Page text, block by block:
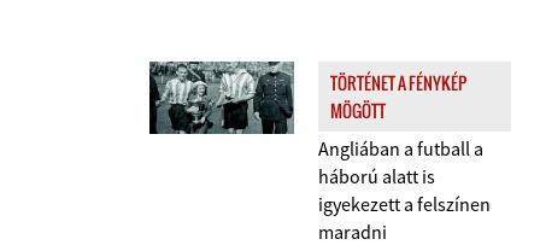
TÖRTÉNET A FÉNYKÉP
MÖGÖTT
Angliában a futball a
háború alatt is
igyekezett a felszínen
maradni